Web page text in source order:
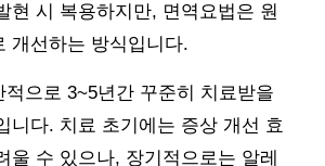
현 시 복용하지만, 면역요법은 원
개선하는 방식입니다.
적으로 3~5년간 꾸준히 치료받을
니다. 치료 초기에는 증상 개선 효
울 수 있으나, 장기적으로는 알레